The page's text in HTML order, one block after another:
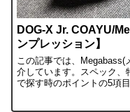
DOG-X Jr. COAYU/
ンプレッション】
この記事では、Megabass(
介しています。スペック
で探す時のポイントの5項